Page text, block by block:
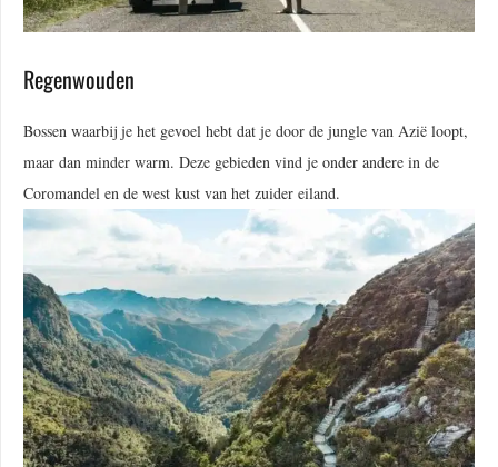
Regenwouden
Bossen waarbij je het gevoel hebt dat je door de jungle van Azië loopt,
maar dan minder warm. Deze gebieden vind je onder andere in de
Coromandel en de west kust van het zuider eiland.